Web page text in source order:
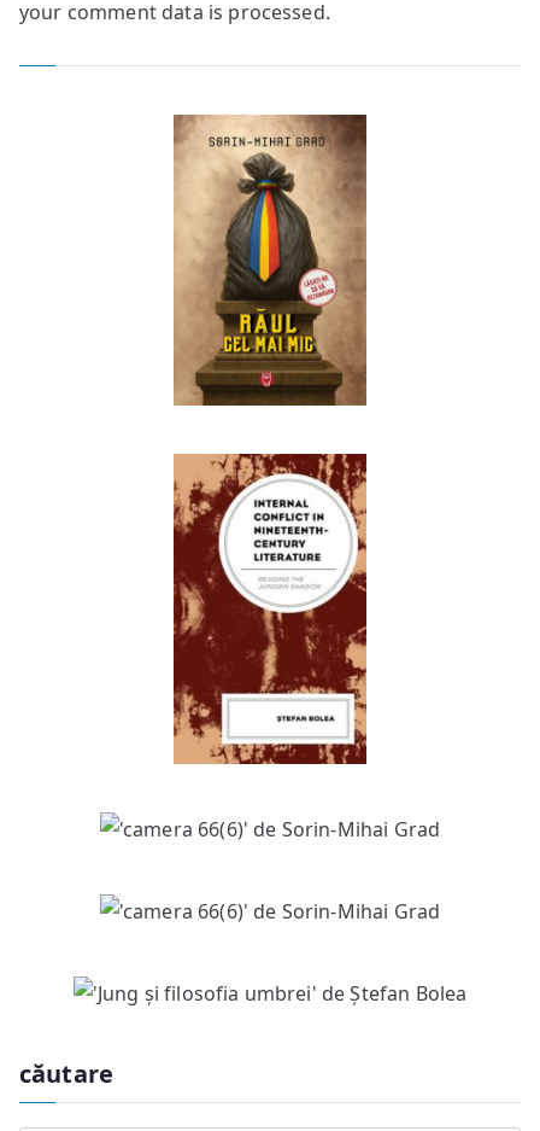
your comment data is processed.
căutare